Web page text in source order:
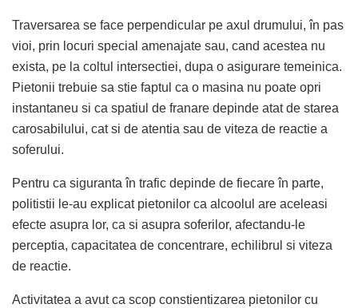
Traversarea se face perpendicular pe axul drumului, în pas
vioi, prin locuri special amenajate sau, cand acestea nu
exista, pe la coltul intersectiei, dupa o asigurare temeinica.
Pietonii trebuie sa stie faptul ca o masina nu poate opri
instantaneu si ca spatiul de franare depinde atat de starea
carosabilului, cat si de atentia sau de viteza de reactie a
soferului.
Pentru ca siguranta în trafic depinde de fiecare în parte,
politistii le-au explicat pietonilor ca alcoolul are aceleasi
efecte asupra lor, ca si asupra soferilor, afectandu-le
perceptia, capacitatea de concentrare, echilibrul si viteza
de reactie.
Activitatea a avut ca scop constientizarea pietonilor cu